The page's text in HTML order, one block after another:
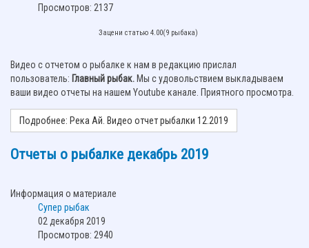
Просмотров: 2137
Зацени статью 4.00(9 рыбака)
Видео с отчетом о рыбалке к нам в редакцию прислал
пользователь: Главный рыбак. Мы с удовольствием выкладываем
ваши видео отчеты на нашем Youtube канале. Приятного просмотра.
Подробнее: Река Ай. Видео отчет рыбалки 12.2019
Отчеты о рыбалке декабрь 2019
Информация о материале
Супер рыбак
02 декабря 2019
Просмотров: 2940